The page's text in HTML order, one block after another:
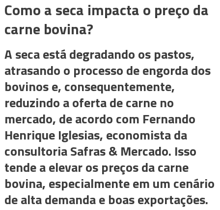
Como a seca impacta o preço da
carne bovina?
A seca está degradando os pastos,
atrasando o processo de engorda dos
bovinos e, consequentemente,
reduzindo a oferta de carne no
mercado, de acordo com Fernando
Henrique Iglesias, economista da
consultoria Safras & Mercado. Isso
tende a elevar os preços da carne
bovina, especialmente em um cenário
de alta demanda e boas exportações.